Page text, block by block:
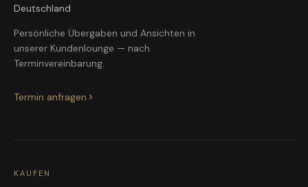
Deutschland
Persönliche Übergaben und Ansichten in
unserer Kundenlounge — nach
Terminvereinbarung.
Termin anfragen
KAUFEN